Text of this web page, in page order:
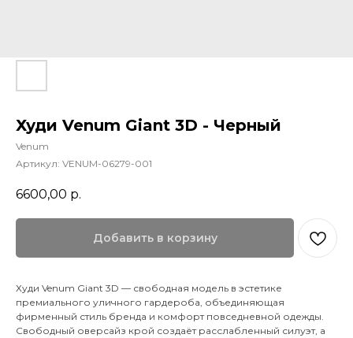
Худи Venum Giant 3D - Черный
Venum
Артикул: VENUM-06279-001
6600,00 р.
Добавить в корзину
Худи Venum Giant 3D — свободная модель в эстетике
премиального уличного гардероба, объединяющая
фирменный стиль бренда и комфорт повседневной одежды.
Свободный оверсайз крой создаёт расслабленный силуэт, а